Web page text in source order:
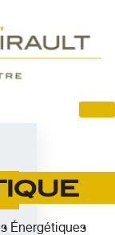
Énergétiques